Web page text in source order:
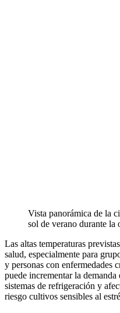
Vista panorámica de la
sol de verano durante la
Las altas temperaturas
salud, especialmente para
y personas con enfermedades
puede incrementar la
sistemas de refrigeración y
riesgo cultivos sensibles al